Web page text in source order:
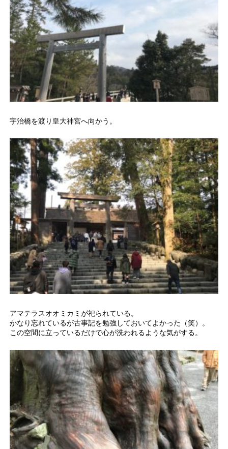
宇治橋を渡り皇大神宮へ向かう。
アマテラスオオミカミが祀られている。
かなり忘れているが古事記を勉強しておいてよかった（笑）。
この空間に立っているだけで心が洗われるような気がする。